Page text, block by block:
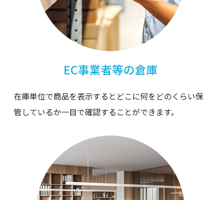
EC事業者等の倉庫
在庫単位で商品を表示するとどこに何をどのくらい保
管しているか一目で確認することができます。